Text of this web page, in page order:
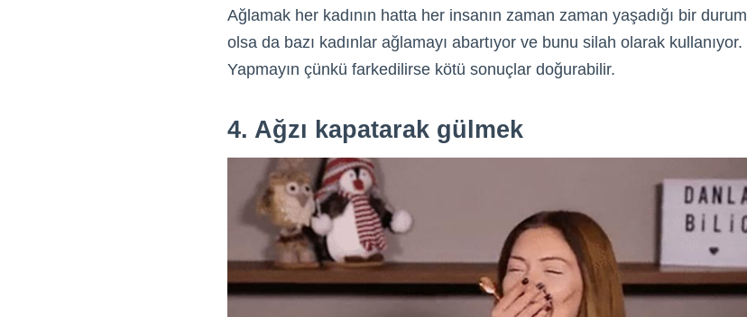
Ağlamak her kadının hatta her insanın zaman zaman yaşadığı bir durum
olsa da bazı kadınlar ağlamayı abartıyor ve bunu silah olarak kullanıyor.
Yapmayın çünkü farkedilirse kötü sonuçlar doğurabilir.
4. Ağzı kapatarak gülmek